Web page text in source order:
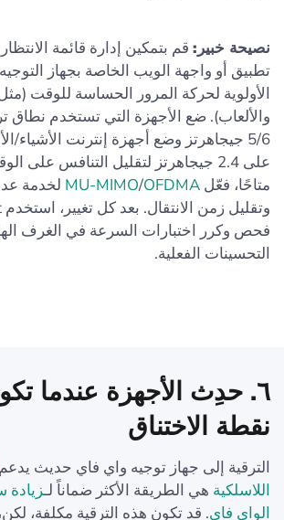
نصيحة خبير:
تطبيق أو واجهة الويب الخاصة بجهاز
الأولوية لحركة المرور الحساسة للوقت
والألعاب). ضع الأجهزة التي تستخدم نطاق
5/6 جيجاهرتز وضع أجهزة إنترنت الأشياء/
على 2.4 جيجاهرتز لتقليل التنافس على
متاحًا، فعّل
MU-MIMO/OFDMA
لخدمة
فحص وكرر اختبارات السرعة في الغرف
التحسينات الفعلية.
٦. حدِث الأجهزة عندما
نقطة الاختناق
الترقية إلى جهاز توجيه واي فاي حديث يدعم
اللاسلكية هي الطريقة الأكثر ضماناً لـزيادة
الواي فاي. قد تكون هذه الترقية مكلفة،